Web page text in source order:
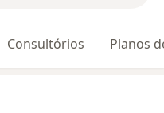
Consultórios Planos